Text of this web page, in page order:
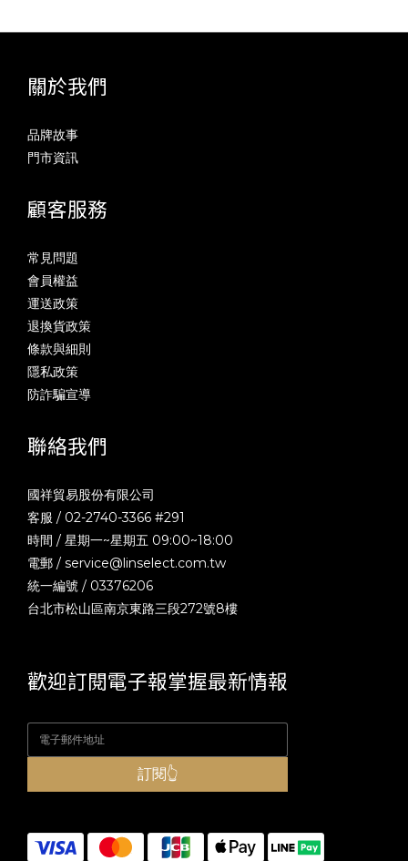
關於我們
品牌故事
門市資訊
顧客服務
常見問題
會員權益
運送政策
退換貨政策
條款與細則
隱私政策
防詐騙宣導
聯絡我們
國祥貿易股份有限公司
客服 / 02-2740-3366 #291
時間 / 星期一~星期五 09:00~18:00
電郵 / service@linselect.com.tw
統一編號 / 03376206
台北市松山區南京東路三段272號8樓
歡迎訂閱電子報掌握最新情報
訂閱👆